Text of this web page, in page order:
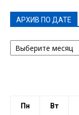
АРХИВ ПО ДАТЕ
АРХИВ
ПО
Пн Вт